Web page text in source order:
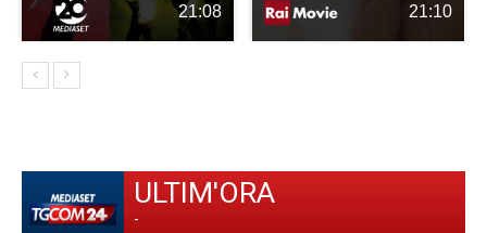
21:08 21:10
ULTIM'ORA
-